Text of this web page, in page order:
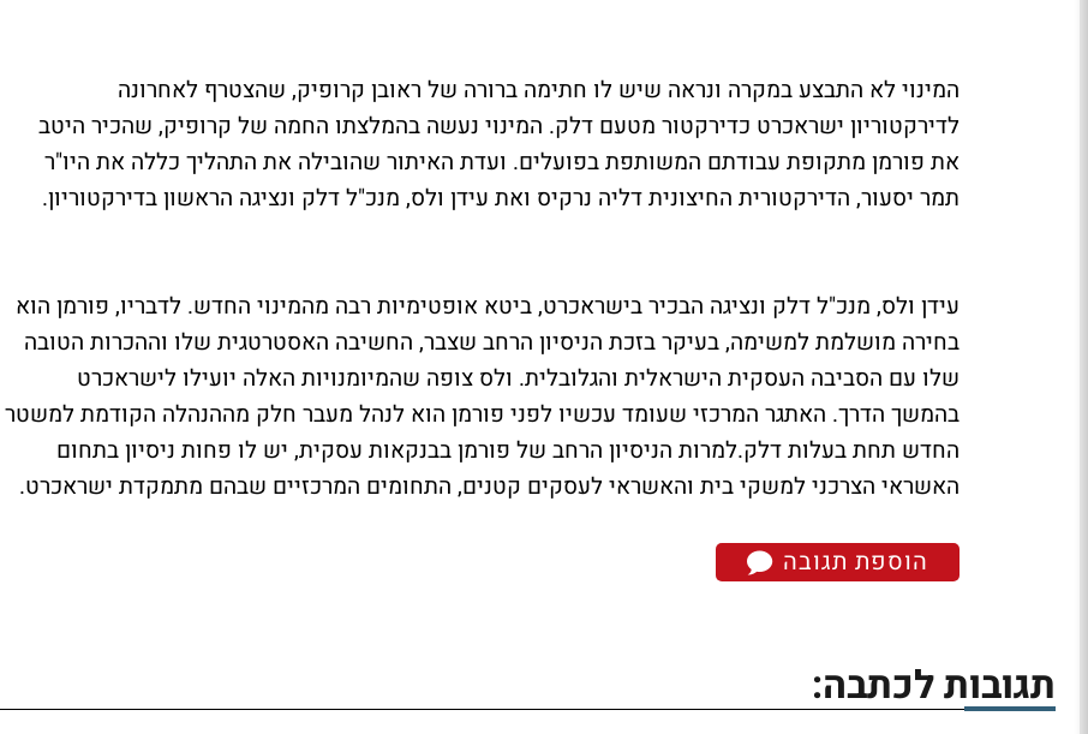
המינוי לא התבצע במקרה ונראה שיש לו חתימה ברורה של ראובן קרופיק, שהצטרף לאחרונה
לדירקטוריון ישראכרט כדירקטור מטעם דלק. המינוי נעשה בהמלצתו החמה של קרופיק, שהכיר היטב
את פורמן מתקופת עבודתם המשותפת בפועלים. ועדת האיתור שהובילה את התהליך כללה את היו"ר
תמר יסעור, הדירקטורית החיצונית דליה נרקיס ואת עידן ולס, מנכ"ל דלק ונציגה הראשון בדירקטוריון.
עידן ולס, מנכ"ל דלק ונציגה הבכיר בישראכרט, ביטא אופטימיות רבה מהמינוי החדש. לדבריו, פורמן הוא
בחירה מושלמת למשימה, בעיקר בזכת הניסיון הרחב שצבר, החשיבה האסטרטגית שלו וההכרות הטובה
שלו עם הסביבה העסקית הישראלית והגלובלית. ולס צופה שהמיומנויות האלה יועילו לישראכרט
בהמשך הדרך. האתגר המרכזי שעומד עכשיו לפני פורמן הוא לנהל מעבר חלק מההנהלה הקודמת למשטר
החדש תחת בעלות דלק.למרות הניסיון הרחב של פורמן בבנקאות עסקית, יש לו פחות ניסיון בתחום
האשראי הצרכני למשקי בית והאשראי לעסקים קטנים, התחומים המרכזיים שבהם מתמקדת ישראכרט.
הוספת תגובה
תגובות לכתבה: